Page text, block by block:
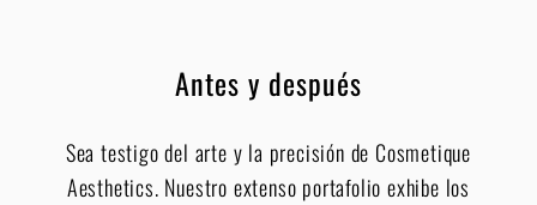
Antes y después
Sea testigo del arte y la precisión de Cosmetique
Aesthetics. Nuestro extenso portafolio exhibe los